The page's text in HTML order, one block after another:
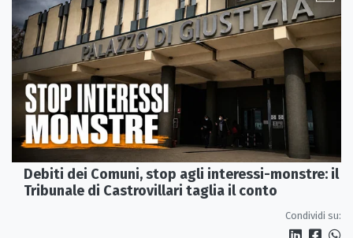
Debiti dei Comuni, stop agli interessi-monstre: il
Tribunale di Castrovillari taglia il conto
Condividi su: